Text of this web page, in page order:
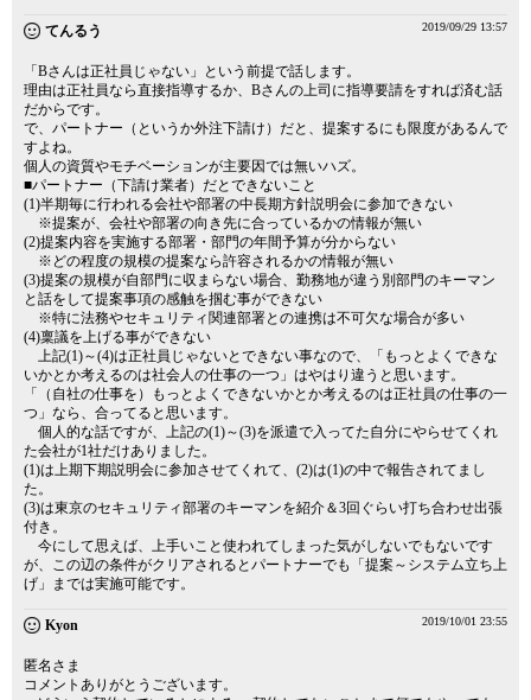
てんるう 2019/09/29 13:57
「Bさんは正社員じゃない」という前提で話します。
理由は正社員なら直接指導するか、Bさんの上司に指導要請をすれば済む話
だからです。
で、パートナー（というか外注下請け）だと、提案するにも限度があるんで
すよね。
個人の資質やモチベーションが主要因では無いハズ。
■パートナー（下請け業者）だとできないこと
(1)半期毎に行われる会社や部署の中長期方針説明会に参加できない
※提案が、会社や部署の向き先に合っているかの情報が無い
(2)提案内容を実施する部署・部門の年間予算が分からない
※どの程度の規模の提案なら許容されるかの情報が無い
(3)提案の規模が自部門に収まらない場合、勤務地が違う別部門のキーマン
と話をして提案事項の感触を掴む事ができない
※特に法務やセキュリティ関連部署との連携は不可欠な場合が多い
(4)稟議を上げる事ができない
上記(1)～(4)は正社員じゃないとできない事なので、「もっとよくできな
いかとか考えるのは社会人の仕事の一つ」はやはり違うと思います。
「（自社の仕事を）もっとよくできないかとか考えるのは正社員の仕事の一
つ」なら、合ってると思います。
個人的な話ですが、上記の(1)～(3)を派遣で入ってた自分にやらせてくれ
た会社が1社だけありました。
(1)は上期下期説明会に参加させてくれて、(2)は(1)の中で報告されてまし
た。
(3)は東京のセキュリティ部署のキーマンを紹介＆3回ぐらい打ち合わせ出張
付き。
今にして思えば、上手いこと使われてしまった気がしないでもないです
が、この辺の条件がクリアされるとパートナーでも「提案～システム立ち上
げ」までは実施可能です。
Kyon 2019/10/01 23:55
匿名さま
コメントありがとうございます。